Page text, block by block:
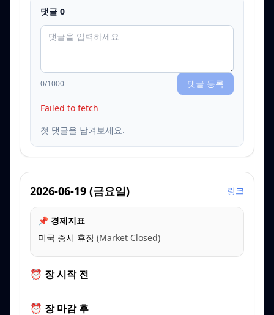
댓글 0
0/1000 댓글 등록
Failed to fetch
첫 댓글을 남겨보세요.
2026-06-19 (금요일) 링크
📌 경제지표
미국 증시 휴장 (Market Closed)
⏰ 장 시작 전
⏰ 장 마감 후